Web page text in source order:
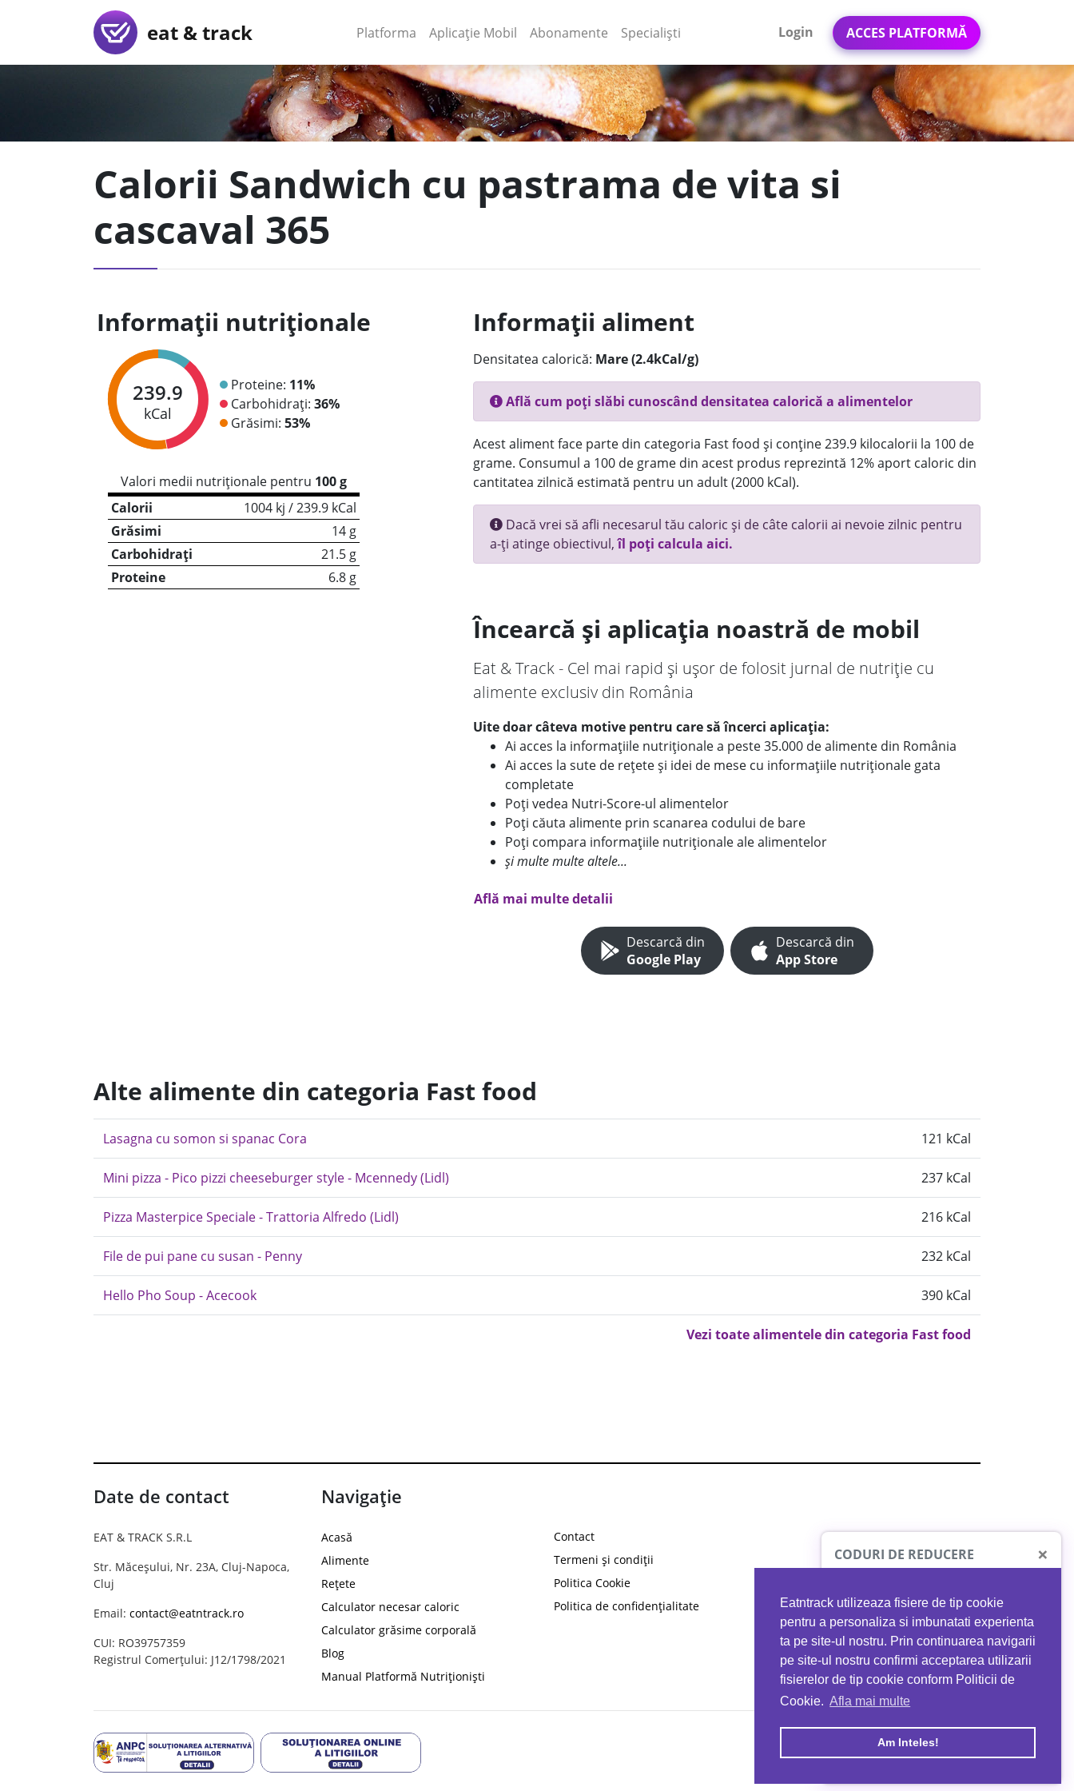
Eatntrack utilizeaza fisiere de tip cookie
pentru a personaliza si imbunatati experienta
ta pe site-ul nostru. Prin continuarea navigarii
pe site-ul nostru confirmi acceptarea utilizarii
fisierelor de tip cookie conform Politicii de
Cookie. Afla mai multe
Am Inteles!
eat & track Platforma (current)
Aplicație Mobil (current)
Abonamente Specialiști Login ACCES PLATFORMĂ
Calorii Sandwich cu pastrama de vita si
cascaval 365
Informații nutriționale
239.9
kCal
Proteine: 11%
Carbohidrați: 36%
Grăsimi: 53%
Valori medii nutriționale pentru 100 g
Calorii
1004 kj / 239.9 kCal
Grăsimi
14 g
Carbohidrați
21.5 g
Proteine
6.8 g
Informații aliment
Densitatea calorică: Mare (2.4kCal/g)
Află cum poți slăbi cunoscând densitatea calorică a alimentelor
Acest aliment face parte din categoria Fast food și conține 239.9 kilocalorii la 100 de
grame. Consumul a 100 de grame din acest produs reprezintă 12% aport caloric din
cantitatea zilnică estimată pentru un adult (2000 kCal).
Dacă vrei să afli necesarul tău caloric și de câte calorii ai nevoie zilnic pentru
a-ți atinge obiectivul,îl poți calcula aici.
Încearcă și aplicația noastră de mobil
Eat & Track - Cel mai rapid și ușor de folosit jurnal de nutriție cu
alimente exclusiv din România
Uite doar câteva motive pentru care să încerci aplicația:
Ai acces la informațiile nutriționale a peste 35.000 de alimente din România
Ai acces la sute de rețete și idei de mese cu informațiile nutriționale gata
completate
Poți vedea Nutri-Score-ul alimentelor
Poți căuta alimente prin scanarea codului de bare
Poți compara informațiile nutriționale ale alimentelor
și multe multe altele...
Află mai multe detalii
Descarcă din
Google Play
Descarcă din
App Store
Alte alimente din categoria Fast food
Lasagna cu somon si spanac Cora 121 kCal
Mini pizza - Pico pizzi cheeseburger style - Mcennedy (Lidl) 237 kCal
Pizza Masterpice Speciale - Trattoria Alfredo (Lidl) 216 kCal
File de pui pane cu susan - Penny 232 kCal
Hello Pho Soup - Acecook 390 kCal
Vezi toate alimentele din categoria Fast food
Date de contact
EAT & TRACK S.R.L
Str. Măceșului, Nr. 23A, Cluj-Napoca,
Cluj
Email: contact@eatntrack.ro
CUI: RO39757359
Registrul Comerțului: J12/1798/2021
Navigație
Acasă
Alimente
Rețete
Calculator necesar caloric
Calculator grăsime corporală
Blog
Manual Platformă Nutriționiști
Contact
Termeni și condiții
Politica Cookie
Politica de confidențialitate
CODURI DE REDUCERE ×
PROTO41
reducere la orice comandă
EATNTRACK
MYPROTEIN
Ai40%reducere la orice comandă
folosind codul EATTRACK